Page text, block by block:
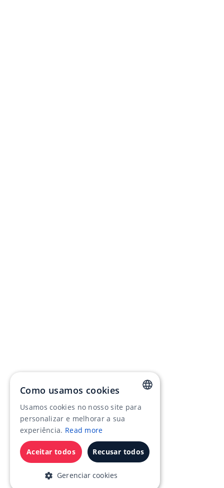
ENGLISH
FRENCH
SPANISH
Como usamos cookies
Usamos cookies no nosso site para
personalizar e melhorar a sua
experiência. Read more
Aceitar todos Recusar todos
Gerenciar cookies